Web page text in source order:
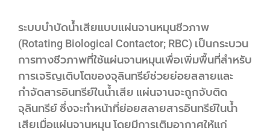
ระบบบำบัดน้ำเสียแบบแผ่นจานหมุนชีวภาพ
(Rotating Biological Contactor; RBC) เป็นกระบวน
การทางชีวภาพที่ใช้แผ่นจานหมุนเพื่อเพิ่มพื้นที่สำหรับ
การเจริญเติบโตของจุลินทรีย์ช่วยย่อยสลายและ
กำจัดสารอินทรีย์ในน้ำเสีย แผ่นจานจะถูกจับติด
จุลินทรีย์ ซึ่งจะทำหน้าที่ย่อยสลายสารอินทรีย์ในน้ำ
เสียเมื่อแผ่นจานหมุน โดยมีการเติมอากาศให้แก่